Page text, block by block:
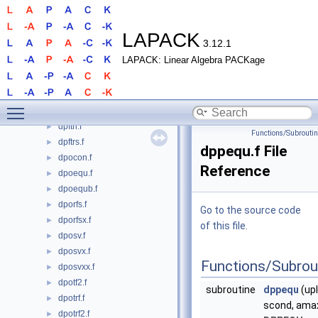
LAPACK 3.12.1
LAPACK: Linear Algebra PACKage
► dpbsv.f
► dpbsvx.f
► dpbtf2.f
► dpbtrf.f
► dpbtrs.f
► dpftri.f
► dpftrs.f
► dpocon.f
► dpoequ.f
► dpoequb.f
► dporfs.f
► dporfsx.f
► dposv.f
► dposvx.f
► dposvxx.f
► dpotf2.f
► dpotrf.f
► dpotrf2.f
Functions/
dppequ.f File
Reference
Go to the source code
of this file.
Functions/
subroutine dppequ
scond,